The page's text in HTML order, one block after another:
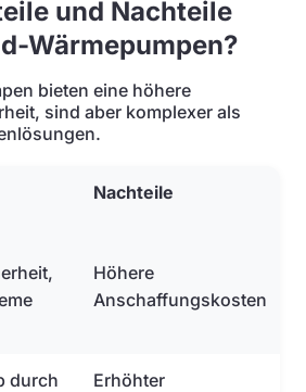
und Nachteile
Wärmepumpen?
bieten eine höhere
sind aber komplexer als
Nachteile
Höhere
Anschaffungskosten
durch
Erhöhter